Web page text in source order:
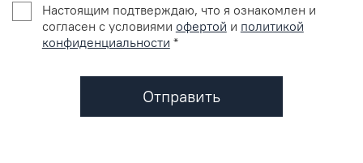
Настоящим подтверждаю, что я ознакомлен и
согласен с условиями офертой и политикой
конфиденциальности *
Отправить